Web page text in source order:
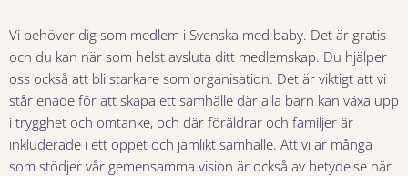
Vi behöver dig som medlem i Svenska med baby. Det är gratis
och du kan när som helst avsluta ditt medlemskap. Du hjälper
oss också att bli starkare som organisation. Det är viktigt att vi
står enade för att skapa ett samhälle där alla barn kan växa upp
i trygghet och omtanke, och där föräldrar och familjer är
inkluderade i ett öppet och jämlikt samhälle. Att vi är många
som stödjer vår gemensamma vision är också av betydelse när